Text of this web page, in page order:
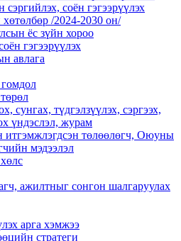
сэргийлэх, соён гэгээрүүлэх
/2024-2030 он/
ёс зүйн хороо
гэгээрүүлэх
авлага
сунгах, түдгэлзүүлэх, сэргээх,
үндэслэл, журам
төлөөлөгч, Оюуны
мэдээлэл
ажилтныг сонгон шалгаруулах
арга хэмжээ
стратеги